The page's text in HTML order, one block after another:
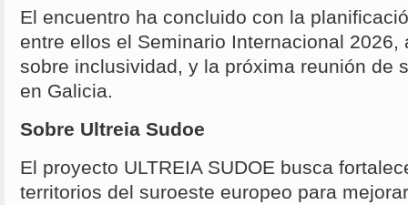
El encuentro ha concluido con la
entre ellos el Seminario Internacional 2026,
sobre inclusividad, y la próxima reunión de
en Galicia.
Sobre Ultreia Sudoe
El proyecto ULTREIA SUDOE busca
territorios del suroeste europeo para